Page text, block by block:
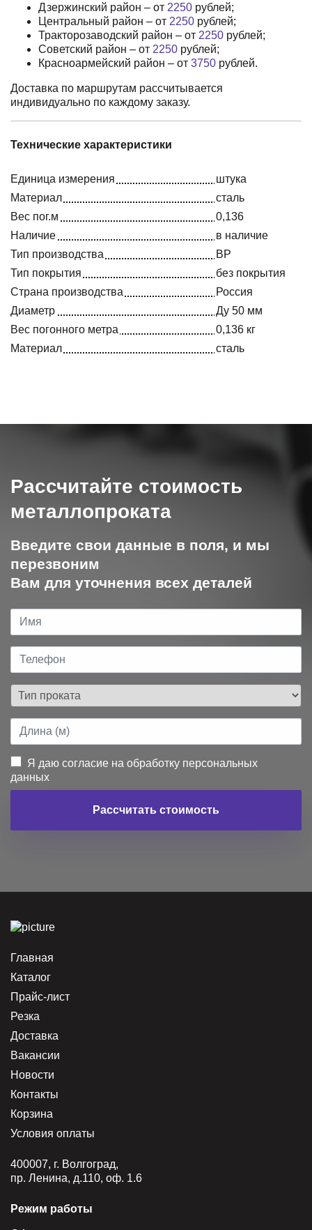
Дзержинский район – от 2250 рублей;
Центральный район – от 2250 рублей;
Тракторозаводский район – от 2250 рублей;
Советский район – от 2250 рублей;
Красноармейский район – от 3750 рублей.
Доставка по маршрутам рассчитывается
индивидуально по каждому заказу.
Технические характеристики
Единица измерения
штука
Материал
сталь
Вес пог.м
0,136
Наличие
в наличие
Тип производства
ВР
Тип покрытия
без покрытия
Страна производства
Россия
Диаметр
Ду 50 мм
Вес погонного метра
0,136 кг
Материал
сталь
Рассчитайте стоимость
металлопроката
Введите свои данные в поля, и мы
перезвоним
Вам для уточнения всех деталей
Я даю согласие на обработку персональных
данных
Рассчитать стоимость
Главная
Каталог
Прайс-лист
Резка
Доставка
Вакансии
Новости
Контакты
Корзина
Условия оплаты
400007, г. Волгоград,
пр. Ленина, д.110, оф. 1.6
Режим работы